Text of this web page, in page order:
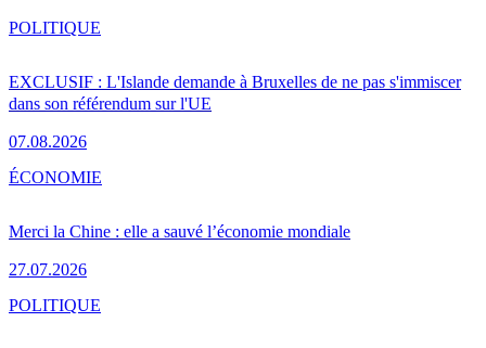
EXCLUSIF : L'Islande demande à Bruxelles de ne pas s'immiscer
dans son référendum sur l'UE
07.08.2026
POLITIQUE
Merci la Chine : elle a sauvé l’économie mondiale
27.07.2026
ÉCONOMIE
POLITIQUE